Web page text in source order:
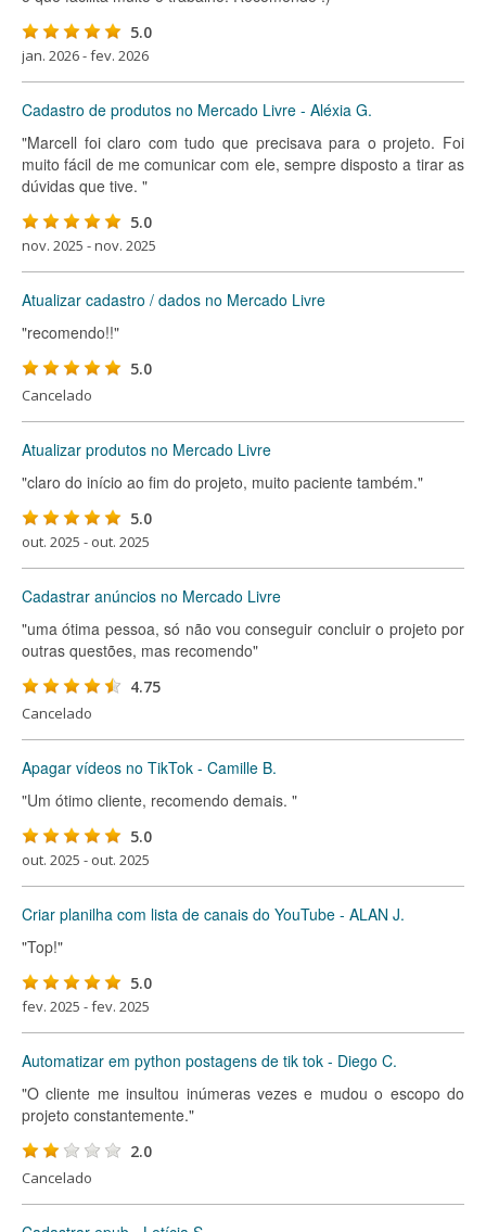
5.0
jan. 2026 - fev. 2026
Cadastro de produtos no Mercado Livre - Aléxia G.
"Marcell foi claro com tudo que precisava para o projeto. Foi
muito fácil de me comunicar com ele, sempre disposto a tirar as
dúvidas que tive. "
5.0
nov. 2025 - nov. 2025
Atualizar cadastro / dados no Mercado Livre
"recomendo!!"
5.0
Cancelado
Atualizar produtos no Mercado Livre
"claro do início ao fim do projeto, muito paciente também."
5.0
out. 2025 - out. 2025
Cadastrar anúncios no Mercado Livre
"uma ótima pessoa, só não vou conseguir concluir o projeto por
outras questões, mas recomendo"
4.75
Cancelado
Apagar vídeos no TikTok - Camille B.
"Um ótimo cliente, recomendo demais. "
5.0
out. 2025 - out. 2025
Criar planilha com lista de canais do YouTube - ALAN J.
"Top!"
5.0
fev. 2025 - fev. 2025
Automatizar em python postagens de tik tok - Diego C.
"O cliente me insultou inúmeras vezes e mudou o escopo do
projeto constantemente."
2.0
Cancelado